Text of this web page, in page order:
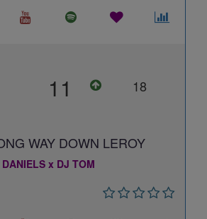
11 18
WAY DOWN LEROY
DANIELS x DJ TOM